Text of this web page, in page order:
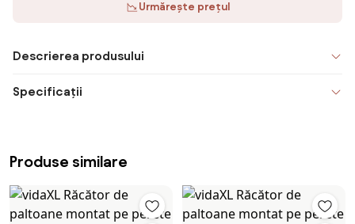
Urmărește prețul
Descrierea produsului
Specificații
Produse similare